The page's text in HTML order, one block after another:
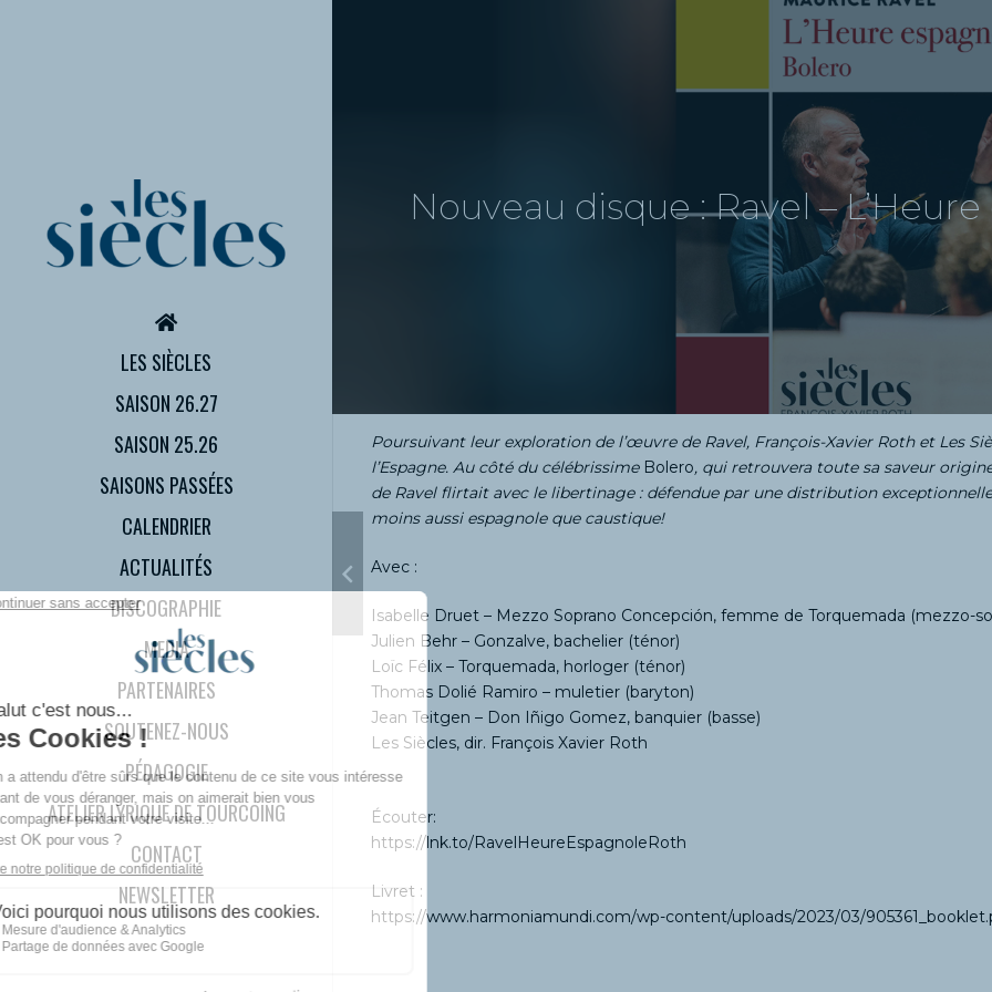
LES SIÈCLES
SAISON 26.27
SAISON 25.26
SAISONS PASSÉES
CALENDRIER
ACTUALITÉS
DISCOGRAPHIE
MEDIA
PARTENAIRES
SOUTENEZ-NOUS
PÉDAGOGIE
ATELIER LYRIQUE DE TOURCOING
CONTACT
NEWSLETTER
Nouveau disque : Ravel –
Poursuivant leur exploration de l’œuvre de Ravel, François-Xavier Roth et Les
l’Espagne. Au côté du célébrissime Bolero, qui retrouvera toute sa saveur
de Ravel flirtait avec le libertinage : défendue par une distribution
moins aussi espagnole que caustique!
Avec :
Isabelle Druet – Mezzo Soprano Concepción, femme de Torquemada (mezzo-
Julien Behr – Gonzalve, bachelier (ténor)
Loïc Félix – Torquemada, horloger (ténor)
Thomas Dolié Ramiro – muletier (baryton)
Jean Teitgen – Don Iñigo Gomez, banquier (basse)
Les Siècles, dir. François Xavier Roth
Écouter:
https://lnk.to/RavelHeureEspagnoleRoth
Livret :
https://www.harmoniamundi.com/wp-content/uploads/2023/03/